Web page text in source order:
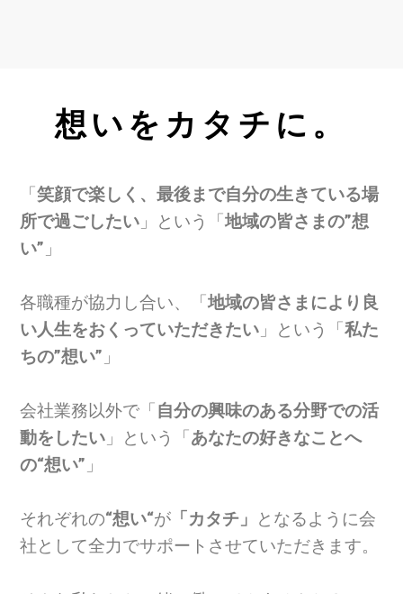
想いをカタチに。
「笑顔で楽しく、最後まで自分の生きている場
所で過ごしたい 」という「地域の皆さまの”想
い” 」
各職種が協力し合い、「地域の皆さまにより良
い人生をおくっていただきたい 」という「私た
ちの”想い” 」
会社業務以外で「自分の興味のある分野での活
動をしたい 」という「あなたの好きなことへ
の“想い” 」
それぞれの“想い“が 「カタチ」 となるように会
社として全力でサポートさせていただきます。